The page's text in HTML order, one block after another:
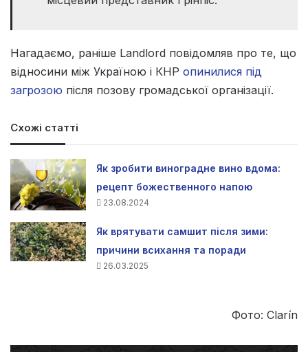
Нагадаємо, раніше Landlord повідомляв про те, що
відносини між Україною і КНР опинилися під
загрозою після позову громадської організації.
Схожі статті
Як зробити виноградне вино вдома:
рецепт божественного напою
23.08.2024
Як врятувати самшит після зими:
причини всихання та поради
26.03.2025
Фото: Clarín